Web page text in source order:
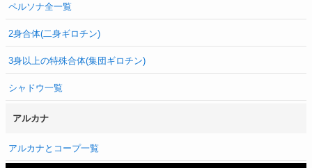
ペルソナ全一覧
2身合体(二身ギロチン)
3身以上の特殊合体(集団ギロチン)
シャドウ一覧
アルカナ
アルカナとコープ一覧